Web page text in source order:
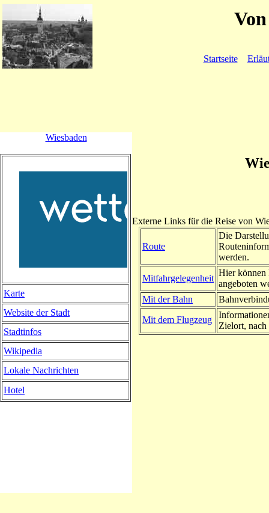
Startseite
Externe Links für die Reise von
Route
Die
werden.
Mitfahrgelegenheit
Hier können
angeboten
Mit der Bahn
Mit dem Flugzeug
Zielort, nach
Wiesbaden
Karte
Website der Stadt
Stadtinfos
Wikipedia
Lokale Nachrichten
Hotel